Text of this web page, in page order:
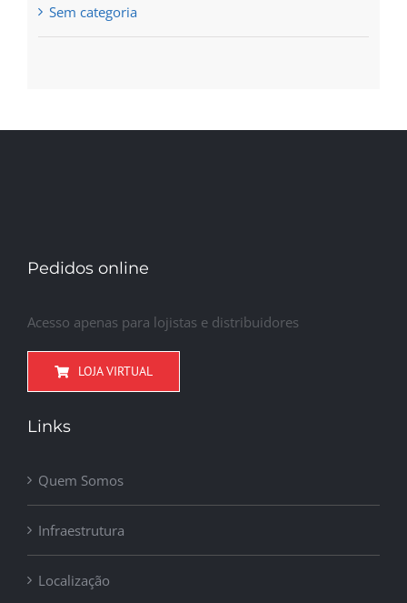
Sem categoria
Pedidos online
Acesso apenas para lojistas e distribuidores
LOJA VIRTUAL
Links
Quem Somos
Infraestrutura
Localização